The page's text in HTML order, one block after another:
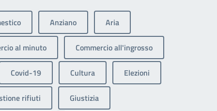
Anziano Aria
al minuto Commercio all'ingrosso
Covid-19 Cultura Elezioni
rifiuti Giustizia